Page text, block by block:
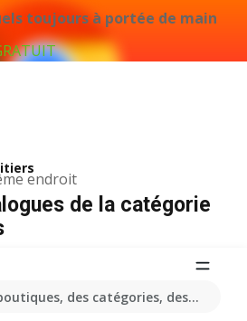
toujours à portée de main
endroit
des catégories, des
de la catégorie